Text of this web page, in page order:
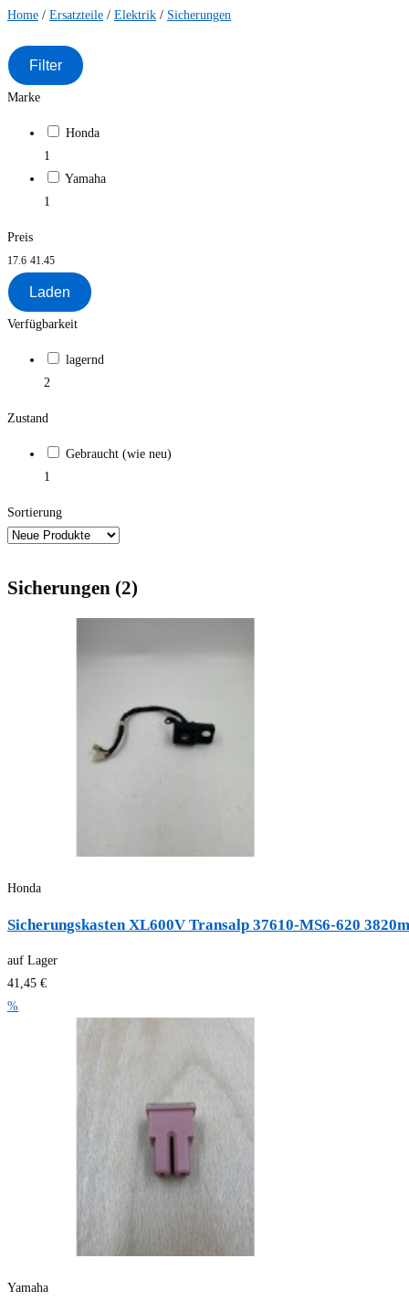
Home / Ersatzteile / Elektrik / Sicherungen
Filter
Marke
Honda
1
Yamaha
1
Preis
17.6 41.45
Laden
Verfügbarkeit
lagernd
2
Zustand
Gebraucht (wie neu)
1
Sortierung
Sicherungen (2)
Honda
Sicherungskasten XL600V Transalp 37610-MS6-620
auf Lager
41,45 €
%
Yamaha